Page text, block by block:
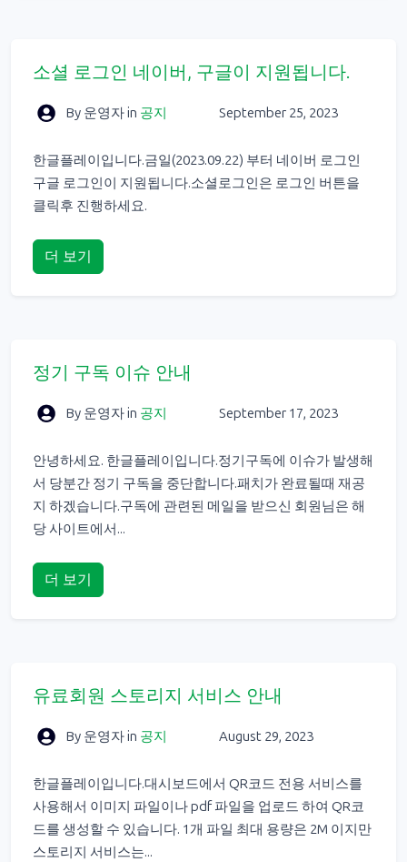
소셜 로그인 네이버, 구글이 지원됩니다.
By 운영자in 공지 September 25, 2023
한글플레이입니다.금일(2023.09.22) 부터 네이버 로그인
구글 로그인이 지원됩니다.소셜로그인은 로그인 버튼을
클릭후 진행하세요.
더 보기
정기 구독 이슈 안내
By 운영자in 공지 September 17, 2023
안녕하세요. 한글플레이입니다.정기구독에 이슈가 발생해
서 당분간 정기 구독을 중단합니다.패치가 완료될때 재공
지 하겠습니다.구독에 관련된 메일을 받으신 회원님은 해
당 사이트에서...
더 보기
유료회원 스토리지 서비스 안내
By 운영자in 공지 August 29, 2023
한글플레이입니다.대시보드에서 QR코드 전용 서비스를
사용해서 이미지 파일이나 pdf 파일을 업로드 하여 QR코
드를 생성할 수 있습니다. 1개 파일 최대 용량은 2M 이지만
스토리지 서비스는...